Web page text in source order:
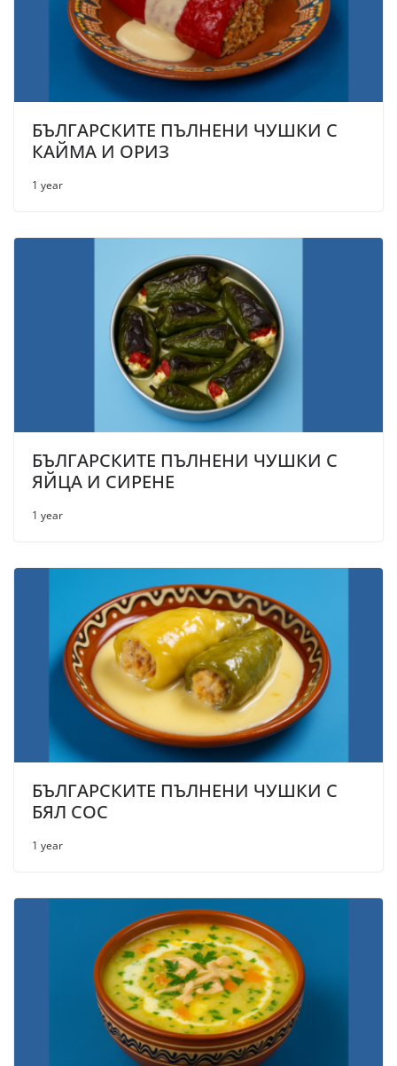
БЪЛГАРСКИТЕ ПЪЛНЕНИ ЧУШКИ С
КАЙМА И ОРИЗ
1 year
БЪЛГАРСКИТЕ ПЪЛНЕНИ ЧУШКИ С
ЯЙЦА И СИРЕНЕ
1 year
БЪЛГАРСКИТЕ ПЪЛНЕНИ ЧУШКИ С
БЯЛ СОС
1 year